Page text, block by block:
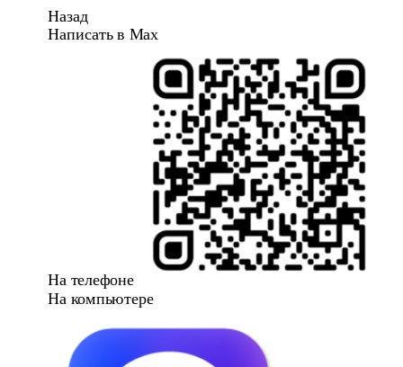
Назад
Написать в Max
На телефоне
На компьютере